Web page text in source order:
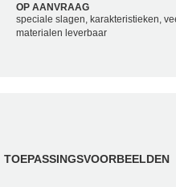
OP AANVRAAG
speciale slagen, karakteristieken,
materialen leverbaar
TOEPASSINGSVOORBEELDEN